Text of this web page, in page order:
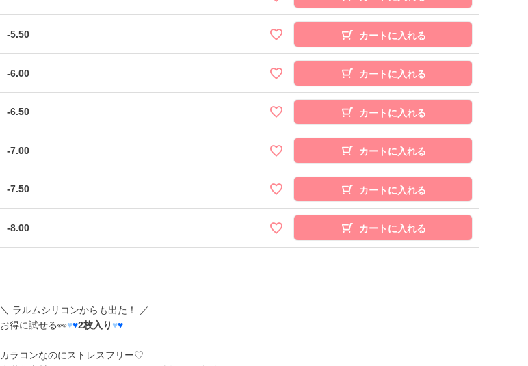
-5.50 カートに入れる
-6.00 カートに入れる
-6.50 カートに入れる
-7.00 カートに入れる
-7.50 カートに入れる
-8.00 カートに入れる
＼ ラルムシリコンからも出た！ ／
お得に試せる👀♥♥2枚入り♥♥
カラコンなのにストレスフリー♡